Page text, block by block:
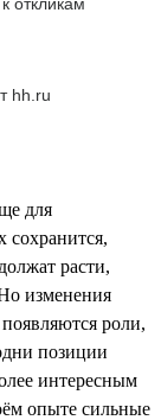
hh.ru
для
сохранится,
расти,
изменения
роли,
позиции
интересным
опыте сильные